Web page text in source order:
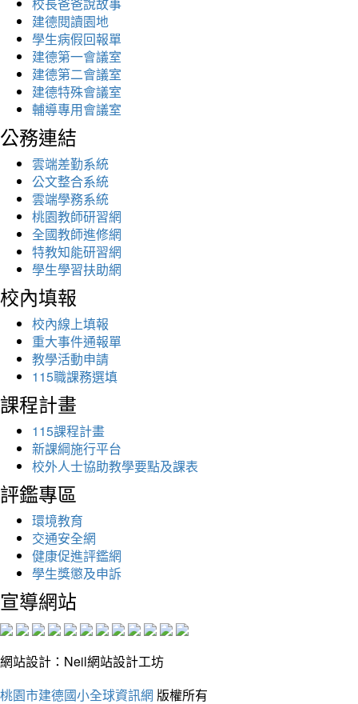
建德閱讀園地
學生病假回報單
建德第一會議室
建德第二會議室
建德特殊會議室
輔導專用會議室
公務連結
雲端差勤系統
公文整合系統
雲端學務系統
桃園教師研習網
全國教師進修網
特教知能研習網
學生學習扶助網
校內填報
校內線上填報
重大事件通報單
教學活動申請
115職課務選填
課程計畫
115課程計畫
新課綱施行平台
校外人士協助教學要點及課表
評鑑專區
環境教育
交通安全網
健康促進評鑑網
學生獎懲及申訴
宣導網站
網站設計：Neil網站設計工坊
桃園市建德國小全球資訊網 版權所有